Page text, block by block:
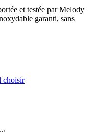
et testée par Melody
garanti, sans
choisir